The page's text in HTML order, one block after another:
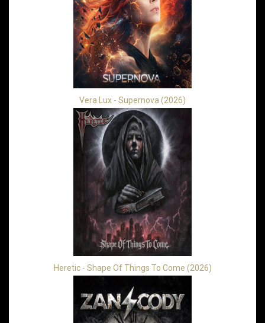
Vera Lux - Supernova (2026)
Heretic - Shape Of Things To Come (2026)